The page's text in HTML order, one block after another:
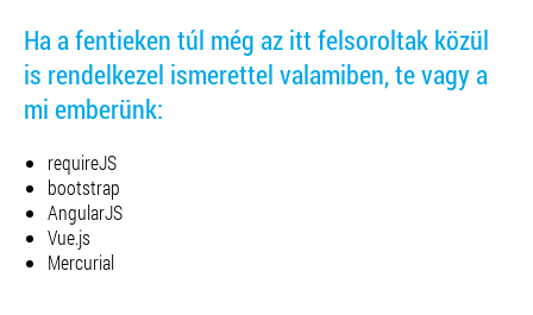
Ha a fentieken túl még az itt felsoroltak közül
is rendelkezel ismerettel valamiben, te vagy a
mi emberünk:
requireJS
bootstrap
AngularJS
Vue.js
Mercurial